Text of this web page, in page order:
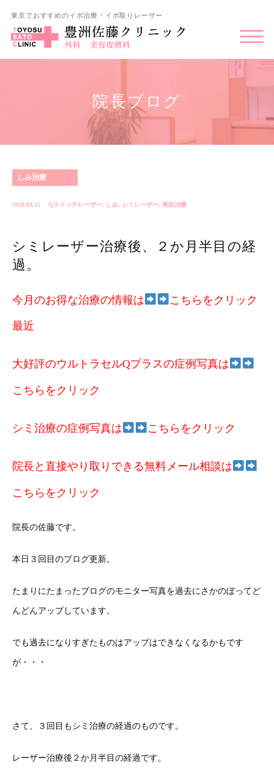
東京でおすすめのイボ治療・イボ取りレーザー
院長ブログ
しみ治療
2020.03.15 Qスイッチレーザー, しみ, シミレーザー, 美肌治療
シミレーザー治療後、２か月半目の経
過。
今月のお得な治療の情報は こちらをクリック
最近
大好評のウルトラセルQプラスの症例写真は
こちらをクリック
シミ治療の症例写真は こちらをクリック
院長と直接やり取りできる無料メール相談は
こちらをクリック
院長の佐藤です。
本日３回目のブログ更新。
たまりにたまったブログのモニター写真を過去にさかのぼってど
んどんアップしています。
でも過去になりすぎたものはアップはできなくなるかもです
が・・・
さて、３回目もシミ治療の経過のものです。
レーザー治療後２か月半目の経過です。